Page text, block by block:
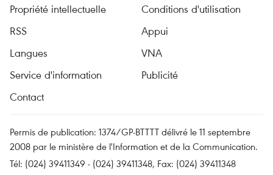
Propriété intellectuelle
Conditions d'utilisation
RSS
Appui
Langues
VNA
Service d'information
Publicité
Contact
Permis de publication: 1374/GP-BTTTT délivré le 11 septembre
2008 par le ministère de l'Information et de la Communication.
Tél: (024) 39411349 - (024) 39411348, Fax: (024) 39411348